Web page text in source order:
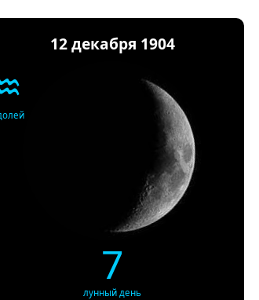
12 декабря 1904
7
лунный день